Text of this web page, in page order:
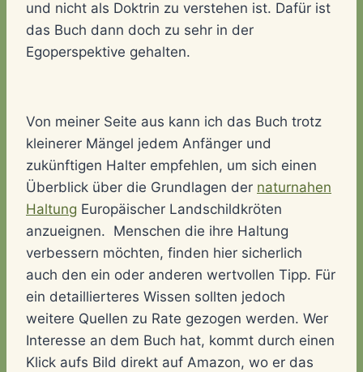
und nicht als Doktrin zu verstehen ist. Dafür ist
das Buch dann doch zu sehr in der
Egoperspektive gehalten.
Von meiner Seite aus kann ich das Buch trotz
kleinerer Mängel jedem Anfänger und
zukünftigen Halter empfehlen, um sich einen
Überblick über die Grundlagen der naturnahen
Haltung Europäischer Landschildkröten
anzueignen. Menschen die ihre Haltung
verbessern möchten, finden hier sicherlich
auch den ein oder anderen wertvollen Tipp. Für
ein detaillierteres Wissen sollten jedoch
weitere Quellen zu Rate gezogen werden. Wer
Interesse an dem Buch hat, kommt durch einen
Klick aufs Bild direkt auf Amazon, wo er das